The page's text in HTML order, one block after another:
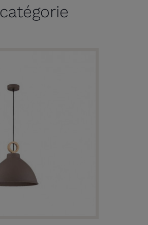
catégorie